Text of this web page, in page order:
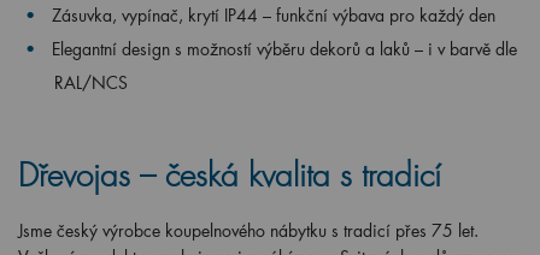
Zásuvka, vypínač, krytí IP44 – funkční výbava pro každý den
Elegantní design s možností výběru dekorů a laků – i v barvě dle
RAL/NCS
Dřevojas – česká kvalita s tradicí
Jsme český výrobce koupelnového nábytku s tradicí přes 75 let.